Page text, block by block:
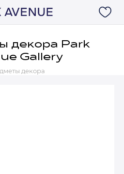
декора Park
Gallery
декора